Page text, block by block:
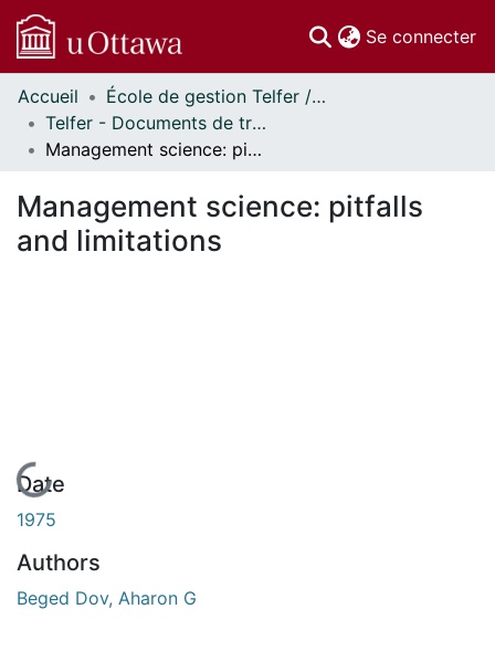
Se connecter
Communautés
et collections
Parcourir
À propos
Accueil
École de gestion Telfer // Telfer School of Management
Telfer - Documents de travail // Telfer - Working Papers
Management science: pitfalls and limitations
Management science: pitfalls
and limitations
En cours de chargement...
Date
1975
Authors
Beged Dov, Aharon G